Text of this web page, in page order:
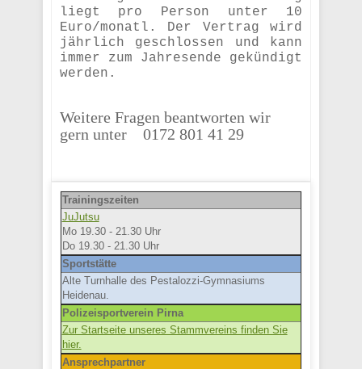
liegt pro Person unter 10
Euro/monatl. Der Vertrag wird
jährlich geschlossen und kann
immer zum Jahresende gekündigt
werden.
Weitere Fragen beantworten wir
gern unter 0172 801 41 29
Trainingszeiten
JuJutsu
Mo 19.30 - 21.30 Uhr
Do 19.30 - 21.30 Uhr
Sportstätte
Alte Turnhalle des Pestalozzi-Gymnasiums
Heidenau.
Polizeisportverein Pirna
Zur Startseite unseres Stammvereins finden Sie
hier.
Ansprechpartner